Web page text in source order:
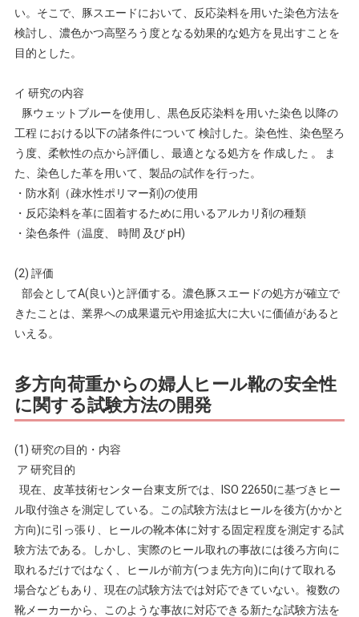
い。そこで、豚スエードにおいて、反応染料を用いた染色方法を
検討し、濃色かつ高堅ろう度となる効果的な処方を見出すことを
目的とした。
イ 研究の内容
豚ウェットブルーを使用し、黒色反応染料を用いた染色 以降の
工程 における以下の諸条件について 検討した。染色性、染色堅ろ
う度、柔軟性の点から評価し、最適となる処方を 作成した 。 ま
た、染色した革を用いて、製品の試作を行った。
・防水剤（疎水性ポリマー剤)の使用
・反応染料を革に固着するために用いるアルカリ剤の種類
・染色条件（温度、 時間 及び pH)
(2) 評価
部会としてA(良い)と評価する。濃色豚スエードの処方が確立で
きたことは、業界への成果還元や用途拡大に大いに価値があると
いえる。
多方向荷重からの婦人ヒール靴の安全性
に関する試験方法の開発
(1) 研究の目的・内容
ア 研究目的
現在、皮革技術センター台東支所では、ISO 22650に基づきヒー
ル取付強さを測定している。この試験方法はヒールを後方(かかと
方向)に引っ張り、ヒールの靴本体に対する固定程度を測定する試
験方法である。しかし、実際のヒール取れの事故には後ろ方向に
取れるだけではなく、ヒールが前方(つま先方向)に向けて取れる
場合などもあり、現在の試験方法では対応できていない。複数の
靴メーカーから、このような事故に対応できる新たな試験方法を